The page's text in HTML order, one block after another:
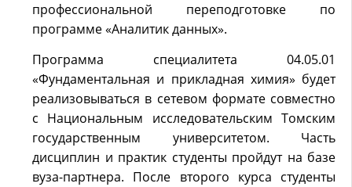
профессиональной переподготовке по
программе «Аналитик данных».
Программа специалитета 04.05.01
«Фундаментальная и прикладная химия» будет
реализовываться в сетевом формате совместно
с Национальным исследовательским Томским
государственным университетом. Часть
дисциплин и практик студенты пройдут на базе
вуза-партнера. После второго курса студенты